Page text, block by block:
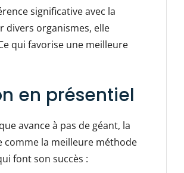
significative avec la
organismes, elle
qui favorise une meilleure
en présentiel
avance à pas de géant, la
la meilleure méthode
font son succès :